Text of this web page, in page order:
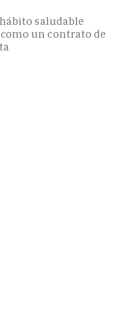
saludable
un contrato de